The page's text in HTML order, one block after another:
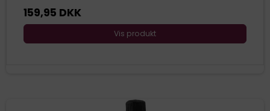
159,95 DKK
Vis produkt